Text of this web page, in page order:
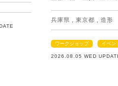
兵庫県 , 東京都 , 造形
ワークショップ イベン
2026.08.05 WED